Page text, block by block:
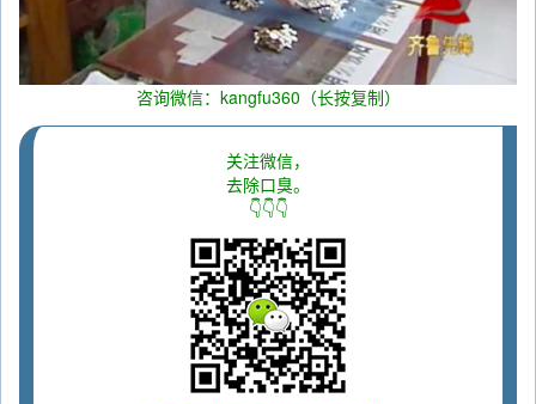
咨询微信：kangfu360（长按复制）
关注微信，
去除口臭。
👇👇👇